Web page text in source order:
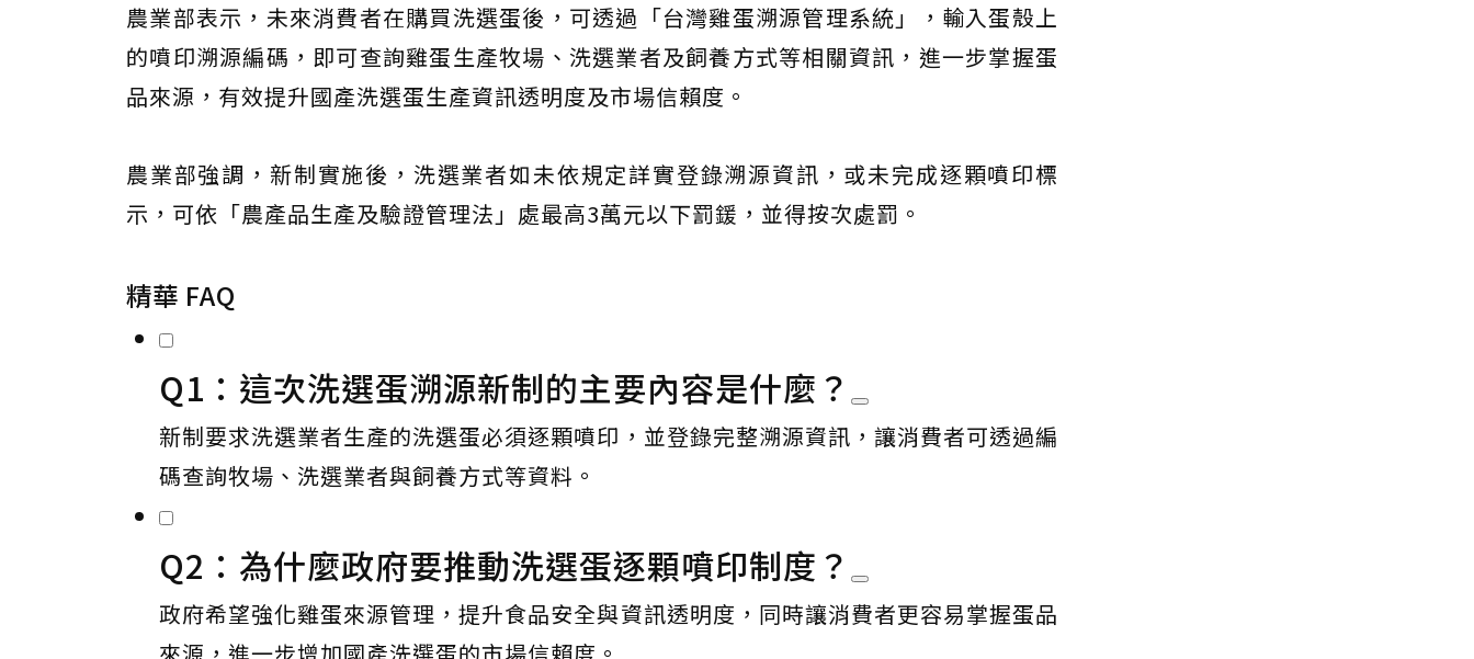
農業部表示，未來消費者在購買洗選蛋後，可透過「台灣雞蛋溯源管理系統」，輸入蛋殼上
的噴印溯源編碼，即可查詢雞蛋生產牧場、洗選業者及飼養方式等相關資訊，進一步掌握蛋
品來源，有效提升國產洗選蛋生產資訊透明度及市場信賴度。
農業部強調，新制實施後，洗選業者如未依規定詳實登錄溯源資訊，或未完成逐顆噴印標
示，可依「農產品生產及驗證管理法」處最高3萬元以下罰鍰，並得按次處罰。
精華 FAQ
Q1：這次洗選蛋溯源新制的主要內容是什麼？
新制要求洗選業者生產的洗選蛋必須逐顆噴印，並登錄完整溯源資訊，讓消費者可透過編
碼查詢牧場、洗選業者與飼養方式等資料。
Q2：為什麼政府要推動洗選蛋逐顆噴印制度？
政府希望強化雞蛋來源管理，提升食品安全與資訊透明度，同時讓消費者更容易掌握蛋品